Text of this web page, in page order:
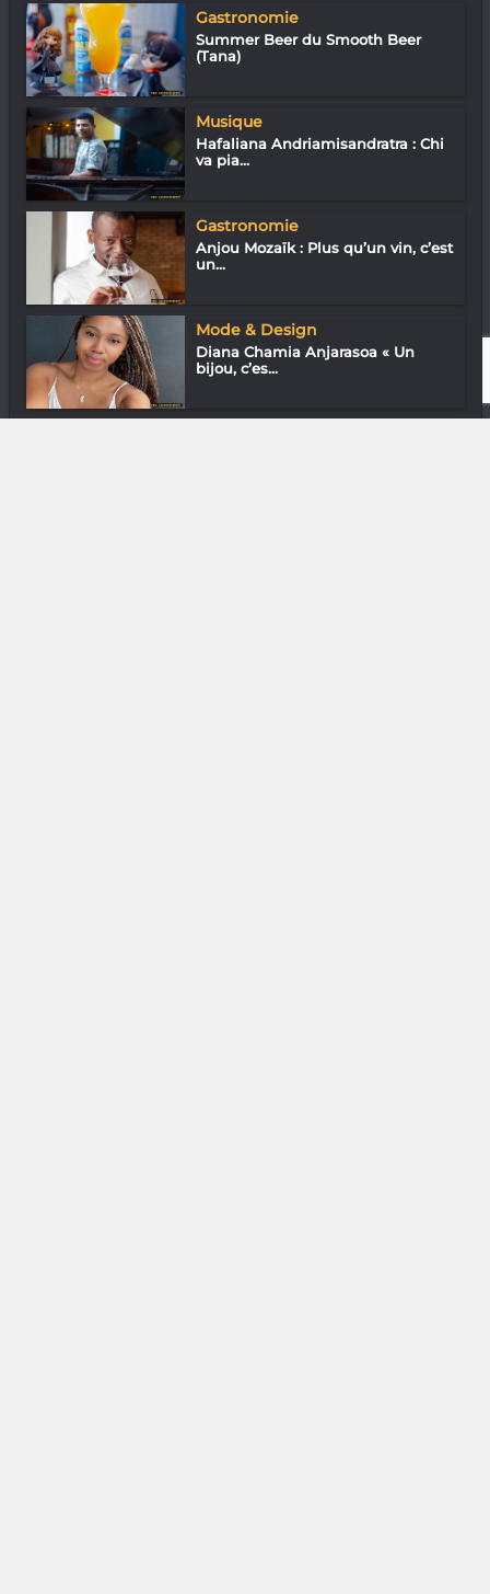
Gastronomie
Summer Beer du Smooth Beer
(Tana)
Musique
Hafaliana Andriamisandratra : Chi
va pia...
Gastronomie
Anjou Mozaïk : Plus qu’un vin, c’est
un...
Mode & Design
Diana Chamia Anjarasoa « Un
bijou, c’es...